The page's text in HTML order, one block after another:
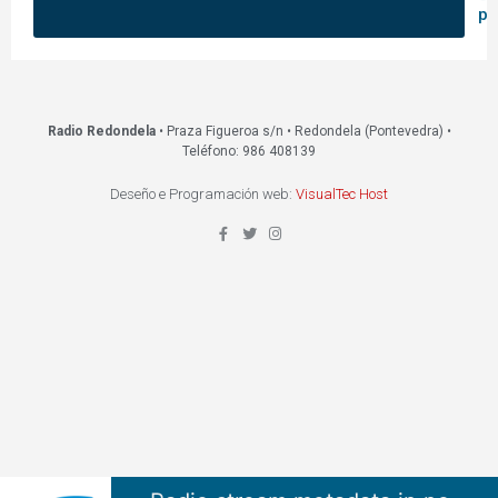
Radio Redondela• Praza Figueroa s/n • Redondela (Pontevedra) •
Teléfono: 986 408139
Deseño e Programación web: VisualTec Host